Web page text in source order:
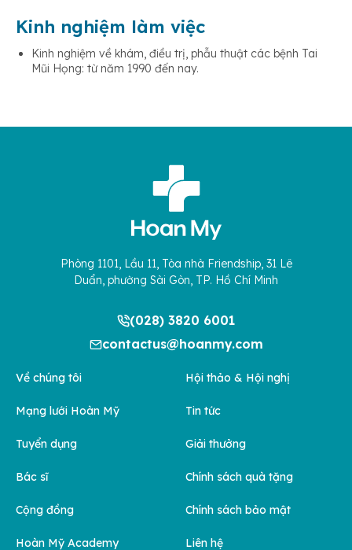
Kinh nghiệm làm việc
Kinh nghiệm về khám, điều trị, phẫu thuật các bệnh Tai
Mũi Họng: từ năm 1990 đến nay.
Phòng 1101, Lầu 11, Tòa nhà Friendship, 31 Lê
Duẩn, phường Sài Gòn, TP. Hồ Chí Minh
(028) 3820 6001
contactus@hoanmy.com
Về chúng tôi
Mạng lưới Hoàn Mỹ
Tuyển dụng
Bác sĩ
Cộng đồng
Hoàn Mỹ Academy
Hội thảo & Hội nghị
Tin tức
Giải thưởng
Chính sách quà tặng
Chính sách bảo mật
Liên hệ